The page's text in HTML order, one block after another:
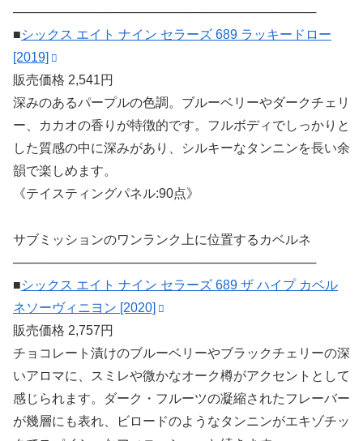
──────────────────────────────────
■シックス エイト ナイン セラーズ 689 ラッキードロー
[2019]
販売価格 2,541円
深みのあるパープルの色調。ブルーベリーやダークチェリ
ー、カカオの香りが特徴的です。フルボディでしっかりと
した質感の中に深みがあり、シルキーなタンニンを長い余
韻で楽しめます。
《テイスティングパネル:90点》
サブミッションのワンランク上に位置するカベルネ
──────────────────────────────────
■シックス エイト ナイン セラーズ 689 ザ ハイプ カベル
ネソーヴィニヨン [2020]
販売価格 2,757円
チョコレート漬けのブルーベリーやブラックチェリーの深
いアロマに、スミレや微かなオーク樽がアクセントとして
感じられます。ダーク・フルーツの凝縮されたフレーバー
が幾層にも表れ、ビロードのようなタンニンがエキゾチッ